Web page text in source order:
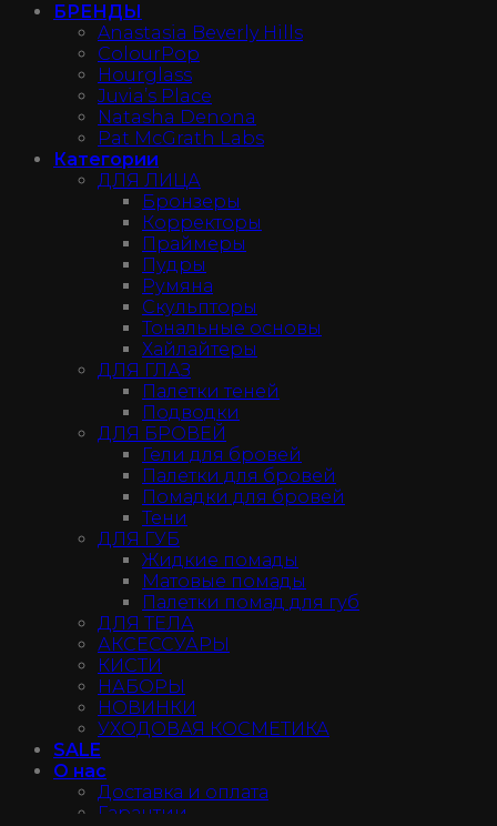
БРЕНДЫ
Anastasia Beverly Hills
ColourPop
Hourglass
Juvia’s Place
Natasha Denona
Pat McGrath Labs
Категории
ДЛЯ ЛИЦА
Бронзеры
Корректоры
Праймеры
Пудры
Румяна
Скульпторы
Тональные основы
Хайлайтеры
ДЛЯ ГЛАЗ
Палетки теней
Подводки
ДЛЯ БРОВЕЙ
Гели для бровей
Палетки для бровей
Помадки для бровей
Тени
ДЛЯ ГУБ
Жидкие помады
Матовые помады
Палетки помад для губ
ДЛЯ ТЕЛА
АКСЕССУАРЫ
КИСТИ
НАБОРЫ
НОВИНКИ
УХОДОВАЯ КОСМЕТИКА
SALE
О нас
Доставка и оплата
Гарантии